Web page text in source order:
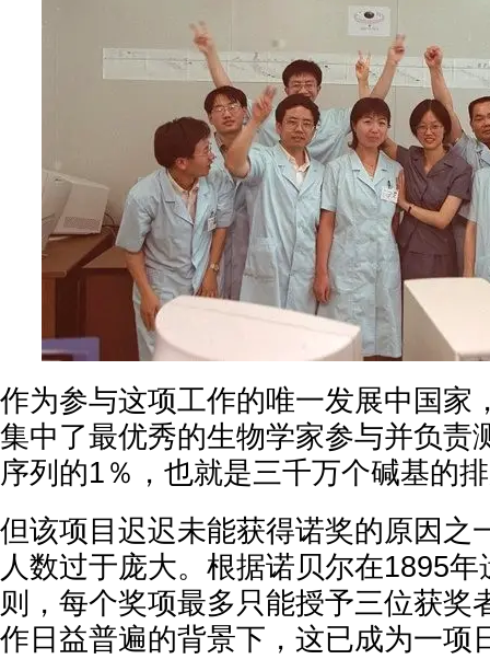
作为参与这项工作的唯一发展中国家
集中了最优秀的生物学家参与并负责
序列的1％，也就是三千万个碱基的
但该项目迟迟未能获得诺奖的原因之
人数过于庞大。根据诺贝尔在1895
则，每个奖项最多只能授予三位获
作日益普遍的背景下，这已成为一项